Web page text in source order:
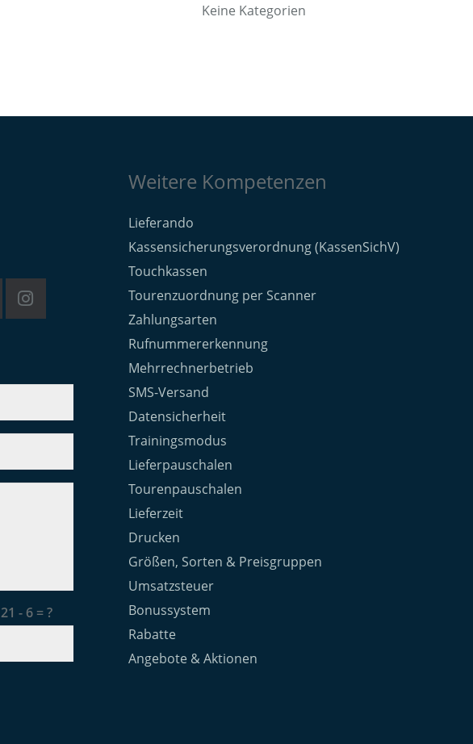
Keine Kategorien
21 - 6 = ?
Weitere Kompetenzen
Lieferando
Kassensicherungsverordnung (KassenSichV)
Touchkassen
Tourenzuordnung per Scanner
Zahlungsarten
Rufnummererkennung
Mehrrechnerbetrieb
SMS-Versand
Datensicherheit
Trainingsmodus
Lieferpauschalen
Tourenpauschalen
Lieferzeit
Drucken
Größen, Sorten & Preisgruppen
Umsatzsteuer
Bonussystem
Rabatte
Angebote & Aktionen